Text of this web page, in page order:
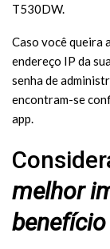
T530DW.
Caso você queira
endereço IP da
senha de
encontram-se
app.
melhor